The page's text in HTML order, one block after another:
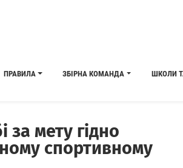
ПРАВИЛА ЗБІРНА КОМАНДА ШКОЛИ
мету гідно
спортивному